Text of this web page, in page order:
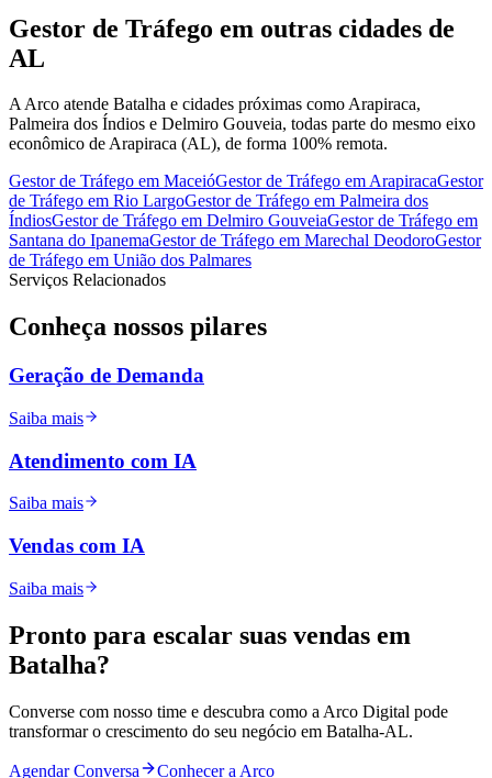
Gestor de Tráfego em outras cidades de
AL
A Arco atende Batalha e cidades próximas como Arapiraca,
Palmeira dos Índios e Delmiro Gouveia, todas parte do mesmo eixo
econômico de Arapiraca (AL), de forma 100% remota.
Gestor de Tráfego em MaceióGestor de Tráfego emArapiracaGestor
de Tráfego em Rio LargoGestor de Tráfego em Palmeira dos
ÍndiosGestor de Tráfego em Delmiro GouveiaGestor de Tráfego em
Santana do IpanemaGestor de Tráfego em Marechal DeodoroGestor
de Tráfego em União dos Palmares
Serviços Relacionados
Conheça nossos pilares
Geração de Demanda
Saiba mais
Atendimento com IA
Saiba mais
Vendas com IA
Saiba mais
Pronto para escalar suas vendas em
Batalha?
Converse com nosso time e descubra como a Arco Digital pode
transformar o crescimento do seu negócio em Batalha-AL.
Agendar Conversa Conhecer a Arco